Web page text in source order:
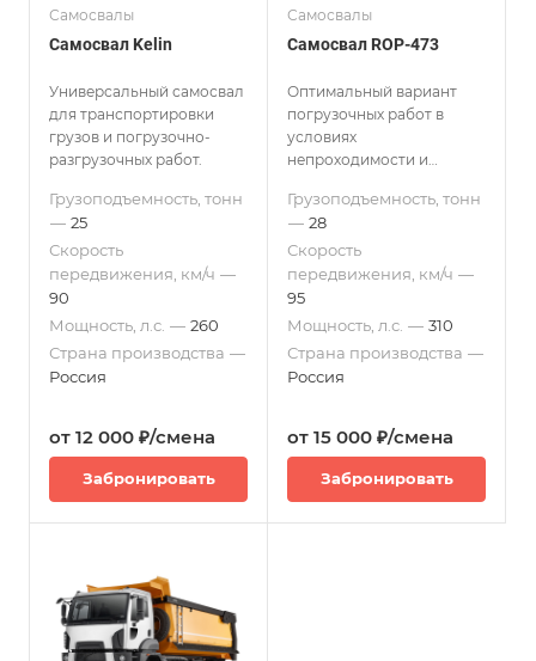
Самосвалы
Самосвал Kelin
Универсальный самосвал
для транспортировки
грузов и погрузочно-
разгрузочных работ.
Грузоподъемность, тонн
— 25
Скорость
передвижения, км/ч —
90
Мощность, л.с. — 260
Страна производства —
Россия
от 12 000 ₽/смена
Забронировать
Самосвалы
Самосвал ROP-473
Оптимальный вариант
погрузочных работ в
условиях
непроходимости и
Грузоподъемность, тонн
— 28
Скорость
передвижения, км/ч —
95
Мощность, л.с. — 310
Страна производства —
Россия
от 15 000 ₽/смена
Забронировать